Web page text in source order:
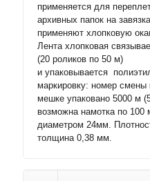
применяется для
архивных папок на
применяют хлопковую
Лента хлопковая
(20 роликов по 50 м)
и упаковывается
маркировку: номер смены
мешке упаковано 5000 м
возможна намотка по 100
диаметром 24мм.
толщина 0,38 мм.